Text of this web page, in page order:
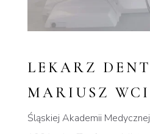
LEKARZ
MARIUSZ
Śląskiej Akademii